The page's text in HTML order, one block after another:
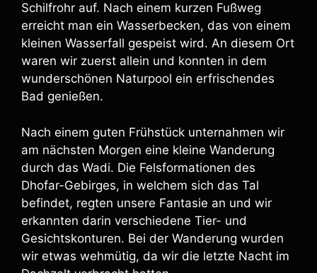
Schilfrohr auf. Nach einem kurzen Fußweg
erreicht man ein Wasserbecken, das von einem
kleinen Wasserfall gespeist wird. An diesem Ort
waren wir zuerst allein und konnten in dem
wunderschönen Naturpool ein erfrischendes
Bad genießen.
Nach einem guten Frühstück unternahmen wir
am nächsten Morgen eine kleine Wanderung
durch das Wadi. Die Felsformationen des
Dhofar-Gebirges, in welchem sich das Tal
befindet, regten unsere Fantasie an und wir
erkannten darin verschiedene Tier- und
Gesichtskonturen. Bei der Wanderung wurden
wir etwas wehmütig, da wir die letzte Nacht im